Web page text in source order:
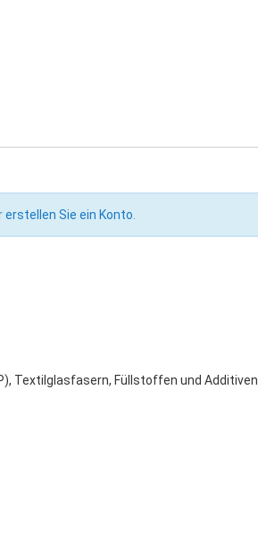
Textilglasfasern, Füllstoffen und Additiven
erstellen Sie ein Konto